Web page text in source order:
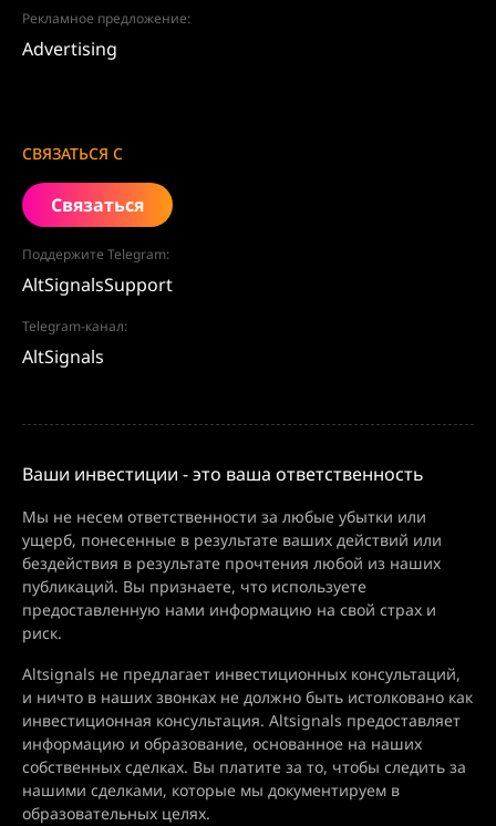
Рекламное предложение:
Advertising
СВЯЗАТЬСЯ С
Связаться
Поддержите Telegram:
AltSignalsSupport
Telegram-канал:
AltSignals
Ваши инвестиции - это ваша ответственность
Мы не несем ответственности за любые убытки или
ущерб, понесенные в результате ваших действий или
бездействия в результате прочтения любой из наших
публикаций. Вы признаете, что используете
предоставленную нами информацию на свой страх и
риск.
Altsignals не предлагает инвестиционных консультаций,
и ничто в наших звонках не должно быть истолковано как
инвестиционная консультация. Altsignals предоставляет
информацию и образование, основанное на наших
собственных сделках. Вы платите за то, чтобы следить за
нашими сделками, которые мы документируем в
образовательных целях.